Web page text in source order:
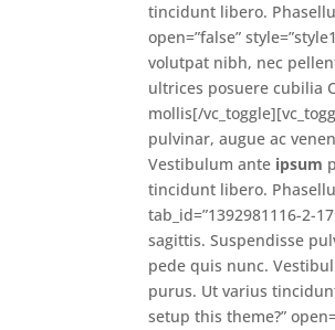
tincidunt libero.
open=”false”
volutpat nibh, nec
ultrices posuere cubilia
mollis[/
pulvinar, augue ac
Vestibulum ante ipsum
tincidunt libero.
tab_id=”1392981116-2-
sagittis. Suspendisse
pede quis nunc.
purus. Ut varius
setup this theme?”